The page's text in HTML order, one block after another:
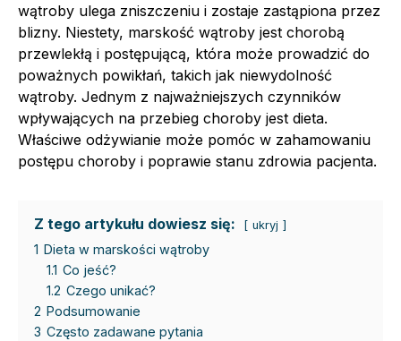
wątroby ulega zniszczeniu i zostaje zastąpiona przez
blizny. Niestety, marskość wątroby jest chorobą
przewlekłą i postępującą, która może prowadzić do
poważnych powikłań, takich jak niewydolność
wątroby. Jednym z najważniejszych czynników
wpływających na przebieg choroby jest dieta.
Właściwe odżywianie może pomóc w zahamowaniu
postępu choroby i poprawie stanu zdrowia pacjenta.
Z tego artykułu dowiesz się: ukryj
1 Dieta w marskości wątroby
1.1 Co jeść?
1.2 Czego unikać?
2 Podsumowanie
3 Często zadawane pytania